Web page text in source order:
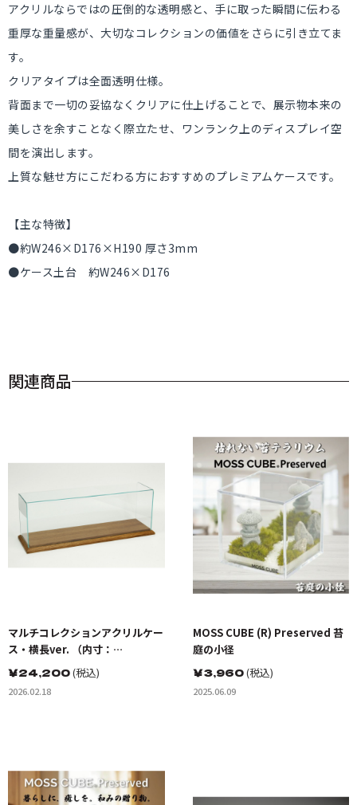
アクリルならではの圧倒的な透明感と、手に取った瞬間に伝わる
重厚な重量感が、大切なコレクションの価値をさらに引き立てま
す。
クリアタイプは全面透明仕様。
背面まで一切の妥協なくクリアに仕上げることで、展示物本来の
美しさを余すことなく際立たせ、ワンランク上のディスプレイ空
間を演出します。
上質な魅せ方にこだわる方におすすめのプレミアムケースです。
【主な特徴】
●約W246×D176×H190 厚さ3mm
●ケース土台 約W246×D176
関連商品
マルチコレクションアクリルケー
ス・横長ver. （内寸：
378×97×120mm）
￥24,200(税込)
2026.02.18
MOSS CUBE (R) Preserved 苔
庭の小径
￥3,960(税込)
2025.06.09